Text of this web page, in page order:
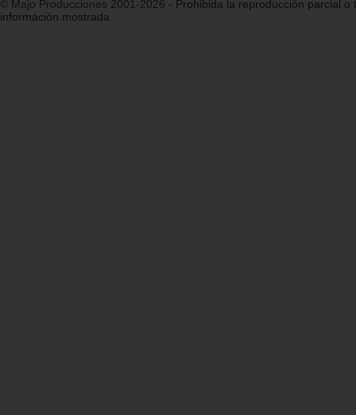
© Majo Producciones 2001-2026 - Prohibida la reproducción parcial o
información mostrada